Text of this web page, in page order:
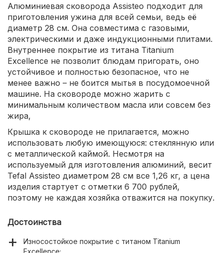
Алюминиевая сковорода Assisteo подходит для
приготовления ужина для всей семьи, ведь её
диаметр 28 см. Она совместима с газовыми,
электрическими и даже индукционными плитами.
Внутреннее покрытие из титана Titanium
Excellence не позволит блюдам пригорать, оно
устойчивое и полностью безопасное, что не
менее важно – не боится мытья в посудомоечной
машине. На сковороде можно жарить с
минимальным количеством масла или совсем без
жира,
Крышка к сковороде не прилагается, можно
использовать любую имеющуюся: стеклянную или
с металлической каймой. Несмотря на
используемый для изготовления алюминий, весит
Tefal Assisteo диаметром 28 см все 1,26 кг, а цена
изделия стартует с отметки 6 700 рублей,
поэтому не каждая хозяйка отважится на покупку.
Достоинства
Износостойкое покрытие с титаном Titanium
Excellence;